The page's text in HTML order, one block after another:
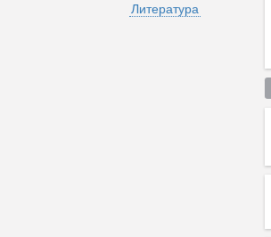
Литература